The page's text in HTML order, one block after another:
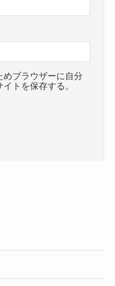
めブラウザーに自分
トを保存する。